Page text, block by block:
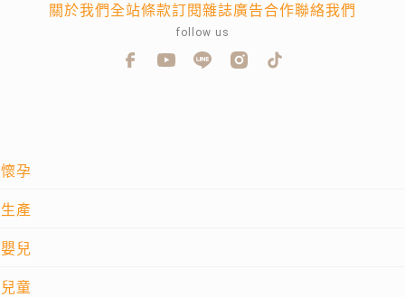
懷孕
生產
嬰兒
兒童
關於我們全站條款訂閱雜誌廣告合作聯絡我們
follow us